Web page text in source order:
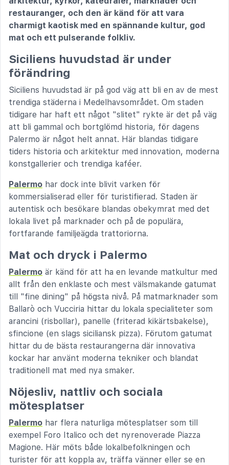
restauranger, och den är känd för att vara
charmigt kaotisk med en spännande kultur, god
mat och ett pulserande folkliv.
Siciliens huvudstad är under
förändring
Siciliens huvudstad är på god väg att bli en av de mest
trendiga städerna i Medelhavsområdet. Om staden
tidigare har haft ett något "slitet" rykte är det på väg
att bli gammal och bortglömd historia, för dagens
Palermo är något helt annat. Här blandas tidigare
tiders historia och arkitektur med innovation, moderna
konstgallerier och trendiga kaféer.
Palermo har dock inte blivit varken för
kommersialiserad eller för turistifierad. Staden är
autentisk och besökare blandas obekymrat med det
lokala livet på marknader och på de populära,
fortfarande familjeägda trattoriorna.
Mat och dryck i Palermo
Palermo är känd för att ha en levande matkultur med
allt från den enklaste och mest välsmakande gatumat
till "fine dining" på högsta nivå. På matmarknader som
Ballarò och Vucciria hittar du lokala specialiteter som
arancini (risbollar), panelle (friterad kikärtsbakelse),
sfincione (en slags siciliansk pizza). Förutom gatumat
hittar du de bästa restaurangerna där innovativa
kockar har använt moderna tekniker och blandat
traditionell mat med nya smaker.
Nöjesliv, nattliv och sociala
mötesplatser
Palermo har flera naturliga mötesplatser som till
exempel Foro Italico och det nyrenoverade Piazza
Magione. Här möts både lokalbefolkningen och
turister för att koppla av, träffa vänner eller se en